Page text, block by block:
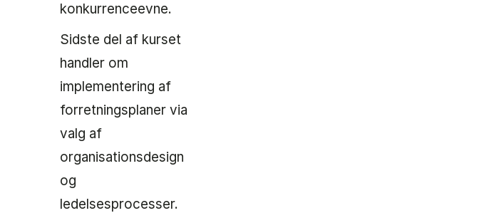
konkurrenceevne.
Sidste del af kurset
handler om
implementering af
forretningsplaner via
valg af
organisationsdesign
og
ledelsesprocesser.